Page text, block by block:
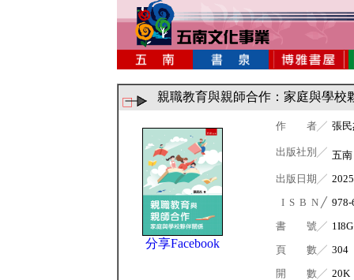
親職教育與親師合作：家庭與學校
分享Facebook
作 者╱ 張民
出版社別╱ 五南
出版日期╱
I S B N ╱ 978-
書 號╱ 1I8G
頁 數╱ 304
開 數╱ 20K